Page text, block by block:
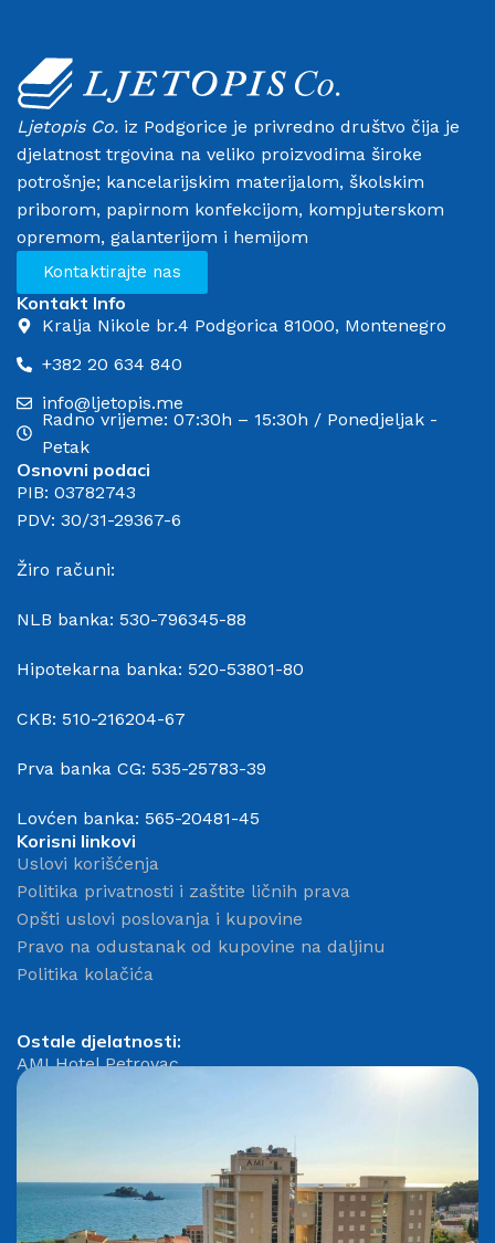
Ljetopis Co. iz Podgorice je privredno društvo čija je
djelatnost trgovina na veliko proizvodima široke
potrošnje; kancelarijskim materijalom, školskim
priborom, papirnom konfekcijom, kompjuterskom
opremom, galanterijom i hemijom
Kontaktirajte nas
Kontakt Info
Kralja Nikole br.4 Podgorica 81000, Montenegro
+382 20 634 840
info@ljetopis.me
Radno vrijeme: 07:30h – 15:30h / Ponedjeljak -
Petak
Osnovni podaci
PIB: 03782743
PDV: 30/31-29367-6
Žiro računi:
NLB banka: 530-796345-88
Hipotekarna banka: 520-53801-80
CKB: 510-216204-67
Prva banka CG: 535-25783-39
Lovćen banka: 565-20481-45
Korisni linkovi
Uslovi korišćenja
Politika privatnosti i zaštite ličnih prava
Opšti uslovi poslovanja i kupovine
Pravo na odustanak od kupovine na daljinu
Politika kolačića
Ostale djelatnosti:
AMI Hotel Petrovac